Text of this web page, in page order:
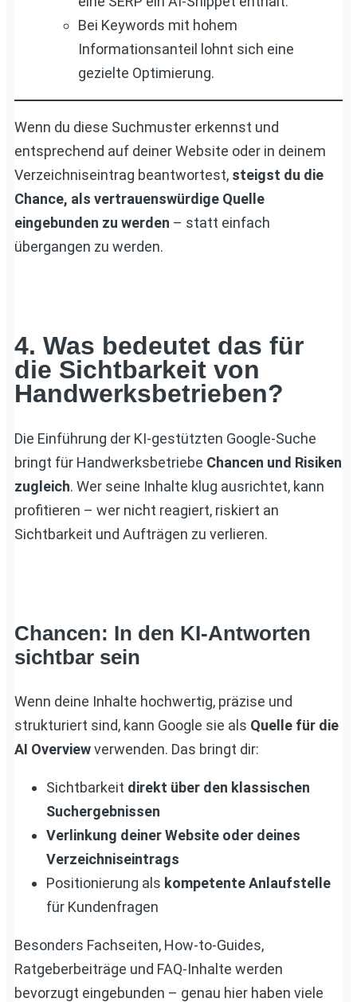
Bei Keywords mit hohem
Informationsanteil lohnt sich eine
gezielte Optimierung.
Wenn du diese Suchmuster erkennst und
entsprechend auf deiner Website oder in deinem
Verzeichniseintrag beantwortest, steigst du die
Chance, als vertrauenswürdige Quelle
eingebunden zu werden – statt einfach
übergangen zu werden.
4. Was bedeutet das für
die Sichtbarkeit von
Handwerksbetrieben?
Die Einführung der KI-gestützten Google-Suche
bringt für Handwerksbetriebe Chancen und Risiken
zugleich. Wer seine Inhalte klug ausrichtet, kann
profitieren – wer nicht reagiert, riskiert an
Sichtbarkeit und Aufträgen zu verlieren.
Chancen: In den KI-Antworten
sichtbar sein
Wenn deine Inhalte hochwertig, präzise und
strukturiert sind, kann Google sie als Quelle für die
AI Overviewverwenden. Das bringt dir:
Sichtbarkeit direkt über den klassischen
Suchergebnissen
Verlinkung deiner Website oder deines
Verzeichniseintrags
Positionierung als kompetente Anlaufstelle
für Kundenfragen
Besonders Fachseiten, How-to-Guides,
Ratgeberbeiträge und FAQ-Inhalte werden
bevorzugt eingebunden – genau hier haben viele